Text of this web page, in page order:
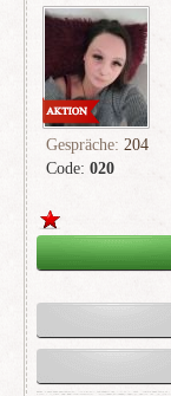
Code: 020
Gespräche: 204